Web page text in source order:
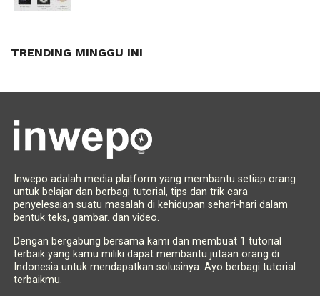
TRENDING MINGGU INI
Inwepo adalah media platform yang membantu setiap orang
untuk belajar dan berbagi tutorial, tips dan trik cara
penyelesaian suatu masalah di kehidupan sehari-hari dalam
bentuk teks, gambar. dan video.
Dengan bergabung bersama kami dan membuat 1 tutorial
terbaik yang kamu miliki dapat membantu jutaan orang di
Indonesia untuk mendapatkan solusinya. Ayo berbagi tutorial
terbaikmu.